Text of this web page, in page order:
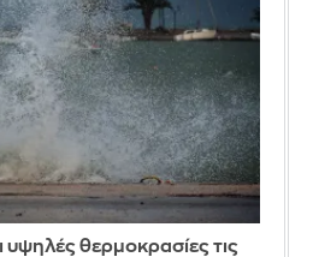
υψηλές θερμοκρασίες τις